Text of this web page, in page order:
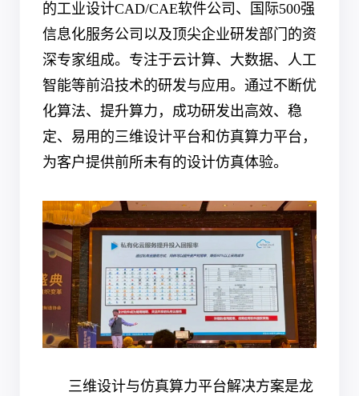
的工业设计CAD/CAE软件公司、国际500强
信息化服务公司以及顶尖企业研发部门的资
深专家组成。专注于云计算、大数据、人工
智能等前沿技术的研发与应用。通过不断优
化算法、提升算力，成功研发出高效、稳
定、易用的三维设计平台和仿真算力平台，
为客户提供前所未有的设计仿真体验。
三维设计与仿真算力平台解决方案是龙